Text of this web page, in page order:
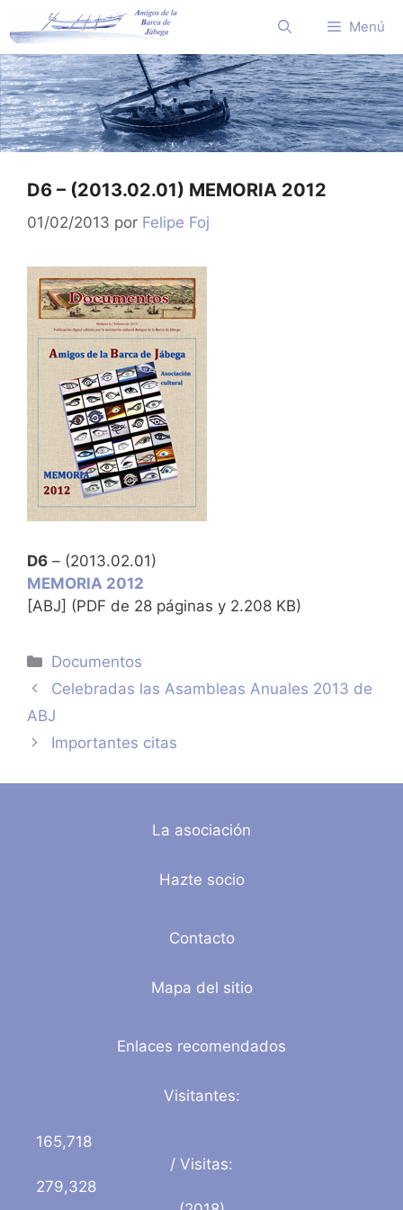
al
contenido
Menú
D6 – (2013.02.01) MEMORIA 2012
01/02/2013 por Felipe Foj
D6 – (2013.02.01)
MEMORIA 2012
[ABJ] (PDF de 28 páginas y 2.208 KB)
Categorías
Documentos
Celebradas las Asambleas Anuales 2013 de
ABJ
Importantes citas
La asociación
Hazte socio
Contacto
Mapa del sitio
Enlaces recomendados
Visitantes:
165,718
/ Visitas:
279,328